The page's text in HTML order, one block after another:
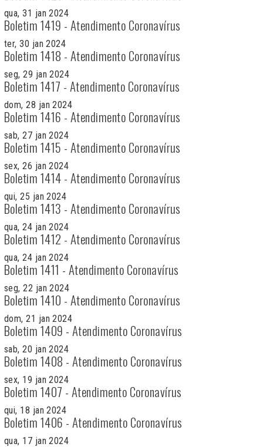
qua, 31 jan 2024
Boletim 1419 - Atendimento Coronavírus
ter, 30 jan 2024
Boletim 1418 - Atendimento Coronavírus
seg, 29 jan 2024
Boletim 1417 - Atendimento Coronavírus
dom, 28 jan 2024
Boletim 1416 - Atendimento Coronavírus
sab, 27 jan 2024
Boletim 1415 - Atendimento Coronavírus
sex, 26 jan 2024
Boletim 1414 - Atendimento Coronavírus
qui, 25 jan 2024
Boletim 1413 - Atendimento Coronavírus
qua, 24 jan 2024
Boletim 1412 - Atendimento Coronavírus
qua, 24 jan 2024
Boletim 1411 - Atendimento Coronavírus
seg, 22 jan 2024
Boletim 1410 - Atendimento Coronavírus
dom, 21 jan 2024
Boletim 1409 - Atendimento Coronavírus
sab, 20 jan 2024
Boletim 1408 - Atendimento Coronavírus
sex, 19 jan 2024
Boletim 1407 - Atendimento Coronavírus
qui, 18 jan 2024
Boletim 1406 - Atendimento Coronavírus
qua, 17 jan 2024